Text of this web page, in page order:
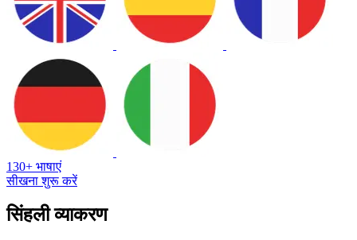
130+ भाषाएं
सीखना शुरू करें
सिंहली व्याकरण